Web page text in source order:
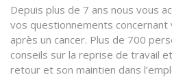
Depuis plus de 7 ans nous vous
vos questionnements
après un cancer. Plus de 700
conseils sur la reprise de travail
retour et son maintien dans